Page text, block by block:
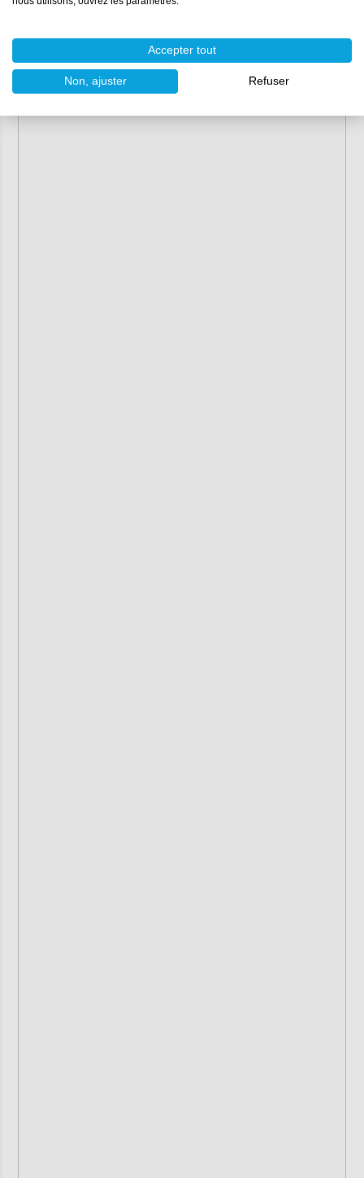
Accepter tout
Non, ajuster Refuser